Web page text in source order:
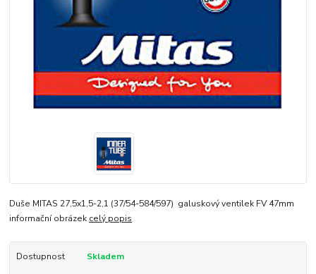
Duše MITAS 27,5x1,5-2,1 (37/54-584/597) galuskový ventilek FV 47mm
informační obrázek celý popis
Dostupnost Skladem